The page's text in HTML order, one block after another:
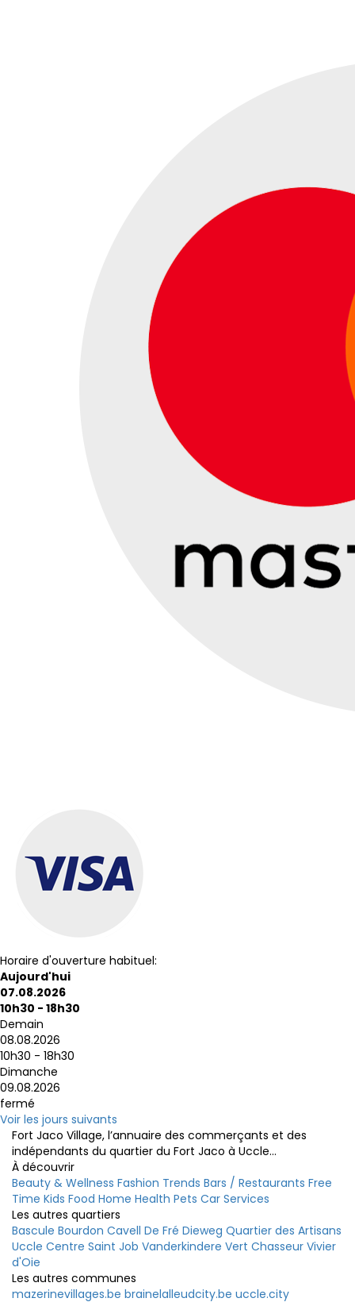
Horaire d'ouverture habituel:
Aujourd'hui
07.08.2026
10h30 - 18h30
Demain
08.08.2026
10h30 - 18h30
Dimanche
09.08.2026
fermé
Voir les jours suivants
Fort Jaco Village, l’annuaire des commerçants et des
indépendants du quartier du Fort Jaco à Uccle...
À découvrir
Beauty & Wellness Fashion Trends Bars / Restaurants Free
Time Kids Food Home Health Pets Car Services
Les autres quartiers
Bascule Bourdon Cavell De Fré Dieweg Quartier des Artisans
Uccle Centre Saint Job Vanderkindere Vert Chasseur Vivier
d'Oie
Les autres communes
mazerinevillages.be brainelalleudcity.be uccle.city